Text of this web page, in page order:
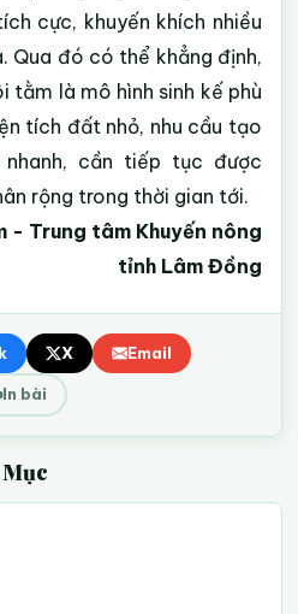
cực, khuyến khích nhiều
Qua đó có thể khẳng định,
tằm là mô hình sinh kế phù
tích đất nhỏ, nhu cầu tạo
cần tiếp tục được
rộng trong thời gian tới.
- Trung tâm Khuyến nông
tỉnh Lâm Đồng
X Email
In bài